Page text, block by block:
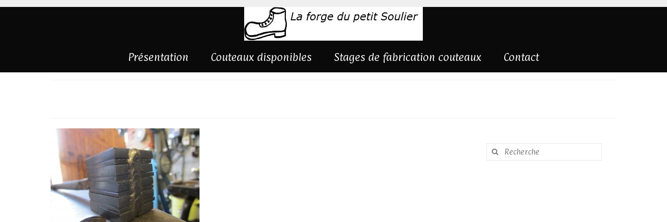
Présentation Couteaux disponibles Stages de fabrication couteaux Contact
Rechercher
: